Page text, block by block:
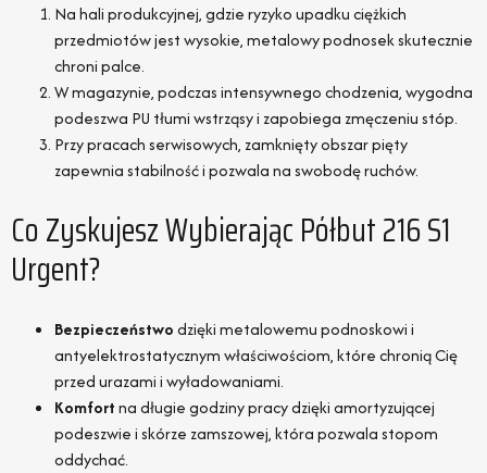
Na hali produkcyjnej, gdzie ryzyko upadku ciężkich
przedmiotów jest wysokie, metalowy podnosek skutecznie
chroni palce.
W magazynie, podczas intensywnego chodzenia, wygodna
podeszwa PU tłumi wstrząsy i zapobiega zmęczeniu stóp.
Przy pracach serwisowych, zamknięty obszar pięty
zapewnia stabilność i pozwala na swobodę ruchów.
Co Zyskujesz Wybierając Półbut 216 S1
Urgent?
Bezpieczeństwodzięki metalowemu podnoskowi i
antyelektrostatycznym właściwościom, które chronią Cię
przed urazami i wyładowaniami.
Komfortna długie godziny pracy dzięki amortyzującej
podeszwie i skórze zamszowej, która pozwala stopom
oddychać.